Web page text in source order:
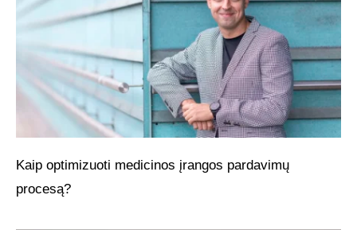
Kaip optimizuoti medicinos įrangos pardavimų
procesą?